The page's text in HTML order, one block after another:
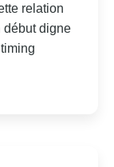
relation
début digne